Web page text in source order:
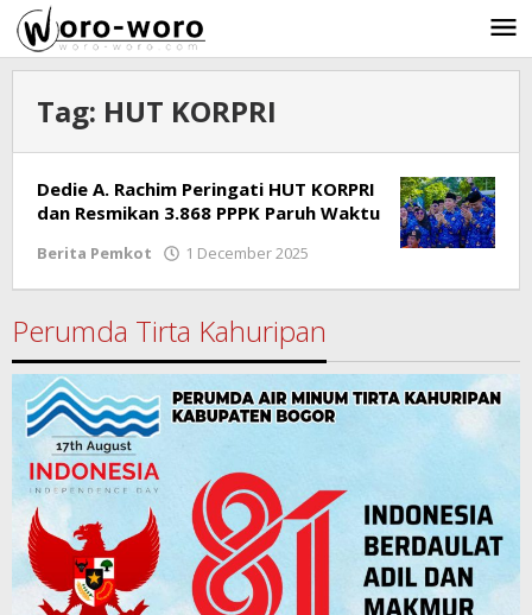
Skip
to
content
Tag: HUT KORPRI
Dedie A. Rachim Peringati HUT KORPRI
dan Resmikan 3.868 PPPK Paruh Waktu
Berita Pemkot 1 December 2025
Perumda Tirta Kahuripan